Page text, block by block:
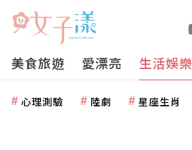
美食旅遊 愛漂亮 生活娛樂
心理測驗 陸劇 星座生肖